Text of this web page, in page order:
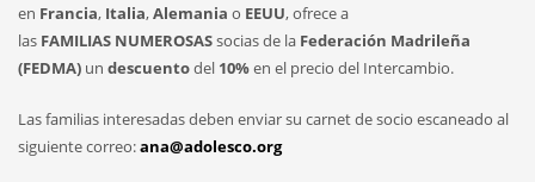
en Francia, Italia,Alemania o EEUU, ofrece a
las FAMILIAS NUMEROSASsocias de la Federación Madrileña
(FEDMA) un descuentodel 10%en el precio del Intercambio.
Las familias interesadas deben enviar su carnet de socio escaneado al
siguiente correo:ana@adolesco.org